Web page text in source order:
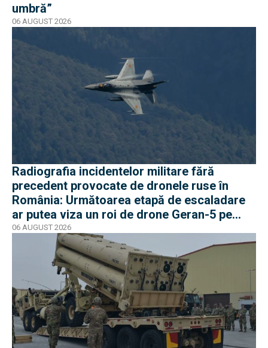
umbră”
06 AUGUST 2026
Radiografia incidentelor militare fără
precedent provocate de dronele ruse în
România: Următoarea etapă de escaladare
ar putea viza un roi de drone Geran-5 pe
direcția Galați-Reni
06 AUGUST 2026